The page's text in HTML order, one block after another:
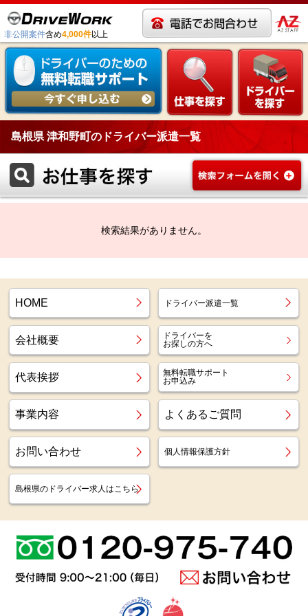
非公開案件含め4,000件以上
島根県 津和野町のドライバー派遣一覧
検索結果がありません。
HOME ドライバー派遣一覧
会社概要
ドライバーを
お探しの方へ
代表挨拶
無料転職サポート
お申込み
事業内容 よくあるご質問
お問い合わせ 個人情報保護方針
島根県のドライバー求人はこちら